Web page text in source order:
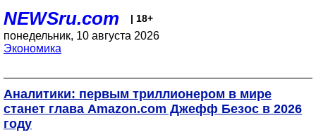
NEWSru.com | 18+
понедельник, 10 августа 2026
Экономика
Аналитики: первым триллионером в мире
станет глава Amazon.com Джефф Безос в 2026
году